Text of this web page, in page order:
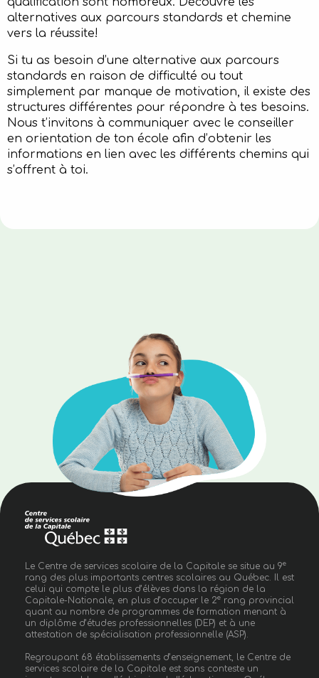
alternatives aux parcours standards et chemine
vers la réussite!
Si tu as besoin d’une alternative aux parcours
standards en raison de difficulté ou tout
simplement par manque de motivation, il existe des
structures différentes pour répondre à tes besoins.
Nous t’invitons à communiquer avec le conseiller
en orientation de ton école afin d’obtenir les
informations en lien avec les différents chemins qui
s’offrent à toi.
Le Centre de services scolaire de la Capitale se situe au 9e
rang des plus importants centres scolaires au Québec. Il est
celui qui compte le plus d’élèves dans la région de la
Capitale-Nationale, en plus d’occuper le 2erang provincial
quant au nombre de programmes de formation menant à
un diplôme d’études professionnelles (DEP) et à une
attestation de spécialisation professionnelle (ASP).
Regroupant 68 établissements d’enseignement, le Centre de
services scolaire de la Capitale est sans conteste un